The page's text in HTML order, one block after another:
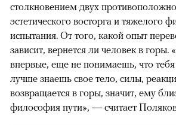
столкновением двух
эстетического восторга и тяжелого
испытания. От того, какой опыт
зависит, вернется ли человек в горы.
впервые, еще не понимаешь, что
лучше знаешь свое тело, силы,
возвращается в горы, значит, ему
философия пути», — считает